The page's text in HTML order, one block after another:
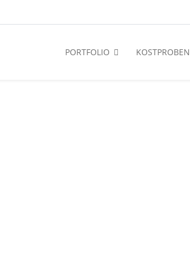
PORTFOLIO KOSTPROBEN